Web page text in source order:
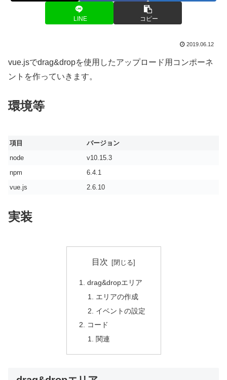
LINE コピー
2019.06.12
vue.jsでdrag&dropを使用したアップロード用コンポーネ
ントを作っていきます。
環境等
項目
バージョン
node
v10.15.3
npm
6.4.1
vue.js
2.6.10
実装
目次
drag&dropエリア
エリアの作成
イベントの設定
コード
関連